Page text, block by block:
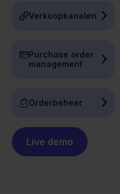
Verkoopkanalen
Purchase order
management
Orderbeheer
Live demo